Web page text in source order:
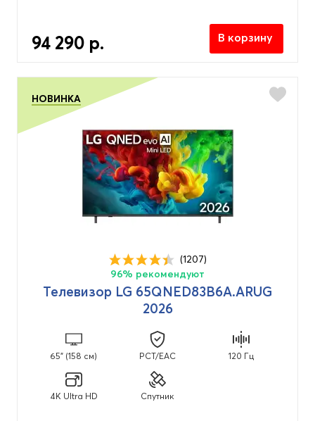
94 290 р. В корзину
НОВИНКА
(1207)
96% рекомендуют
Телевизор LG 65QNED83B6A.ARUG
2026
65" (158 см) PCT/EAC 120 Гц
4K Ultra HD Спутник